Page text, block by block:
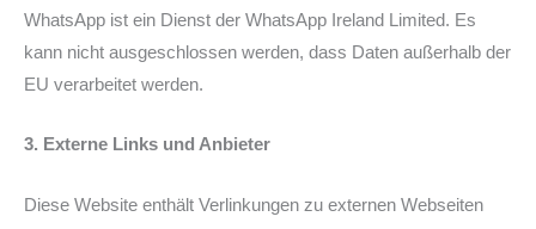
WhatsApp ist ein Dienst der WhatsApp Ireland Limited. Es
kann nicht ausgeschlossen werden, dass Daten außerhalb der
EU verarbeitet werden.
3. Externe Links und Anbieter
Diese Website enthält Verlinkungen zu externen Webseiten